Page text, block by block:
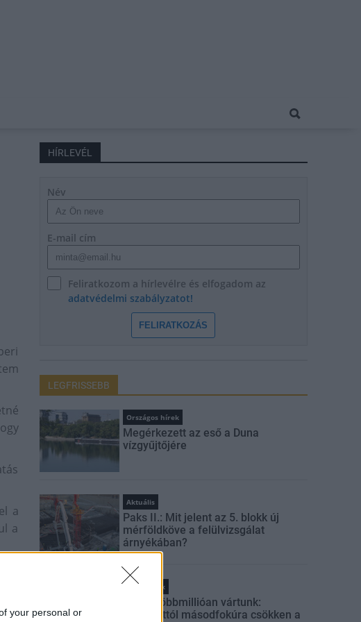
your personal or
a
a
HÍRLEVÉL
Név
E-mail cím
Feliratkozom a hírlevélre és elfogadom az
adatvédelmi szabályzatot!
FELIRATKOZÁS
LEGFRISSEBB
Országos hírek
Megérkezett az eső a Duna
vízgyűjtőjére
Aktuális
Paks II.: Mit jelent az 5. blokk új
mérföldköve a felülvizsgálat
árnyékában?
Helyi hírek
Amire többmillióan vártunk:
szombattól másodfokúra csökken a